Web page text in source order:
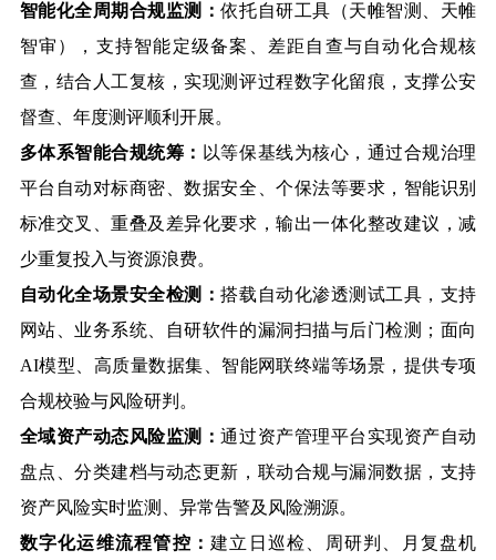
智能化全周期合规监测：依托自研工具（天帷智测、天帷
智审），支持智能定级备案、差距自查与自动化合规核
查，结合人工复核，实现测评过程数字化留痕，支撑公安
督查、年度测评顺利开展。
多体系智能合规统筹： 以等保基线为核心，通过合规治理
平台自动对标商密、数据安全、个保法等要求，智能识别
标准交叉、重叠及差异化要求，输出一体化整改建议，减
少重复投入与资源浪费。
自动化全场景安全检测：搭载自动化渗透测试工具，支持
网站、业务系统、自研软件的漏洞扫描与后门检测；面向
AI模型、高质量数据集、智能网联终端等场景，提供专项
合规校验与风险研判。
全域资产动态风险监测：通过资产管理平台实现资产自动
盘点、分类建档与动态更新，联动合规与漏洞数据，支持
资产风险实时监测、异常告警及风险溯源。
数字化运维流程管控：建立日巡检、周研判、月复盘机